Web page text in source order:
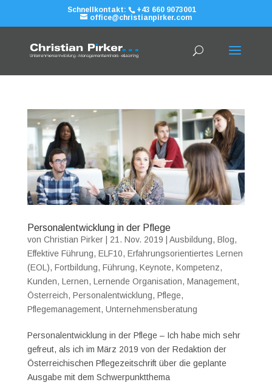
Schnellkontakt:
+43 660 9073001
office@christianpirker.com
Personalentwicklung in der Pflege
von Christian Pirker| 21. Nov. 2019 Ausbildung, Blog,
Effektive Führung, ELF10, Erfahrungsorientiertes Lernen
(EOL), Fortbildung, Führung, Keynote, Kompetenz,
Kunden, Lernen, Lernende Organisation, Management,
Österreich, Personalentwicklung, Pflege,
Pflegemanagement, Unternehmensberatung
Personalentwicklung in der Pflege – Ich habe mich sehr
gefreut, als ich im März 2019 von der Redaktion der
Österreichischen Pflegezeitschrift über die geplante
Ausgabe mit dem Schwerpunktthema